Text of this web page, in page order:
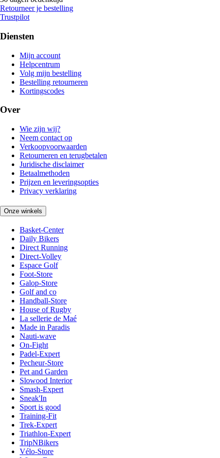
Retourneer je bestelling
Trustpilot
Diensten
Mijn account
Helpcentrum
Volg mijn bestelling
Bestelling retourneren
Kortingscodes
Over
Wie zijn wij?
Neem contact op
Verkoopvoorwaarden
Retourneren en terugbetalen
Juridische disclaimer
Betaalmethoden
Prijzen en leveringsopties
Privacy verklaring
Onze winkels
Basket-Center
Daily Bikers
Direct Running
Direct-Volley
Espace Golf
Foot-Store
Galop-Store
Golf and co
Handball-Store
House of Rugby
La sellerie de Maé
Made in Paradis
Nauti-wave
On-Fight
Padel-Expert
Pecheur-Store
Pet and Garden
Slowood Interior
Smash-Expert
Sneak'In
Sport is good
Training-Fit
Trek-Expert
Triathlon-Expert
TripNBikers
Vélo-Store